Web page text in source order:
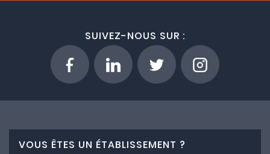
SUIVEZ-NOUS SUR :
VOUS ÊTES UN ÉTABLISSEMENT ?